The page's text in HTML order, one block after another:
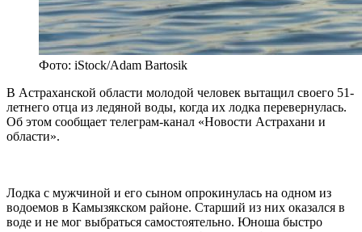
Фото: iStock/Adam Bartosik
В Астраханской области молодой человек вытащил своего 51-
летнего отца из ледяной воды, когда их лодка перевернулась.
Об этом сообщает телеграм-канал «Новости Астрахани и
области».
Лодка с мужчиной и его сыном опрокинулась на одном из
водоемов в Камызякском районе. Старший из них оказался в
воде и не мог выбраться самостоятельно. Юноша быстро